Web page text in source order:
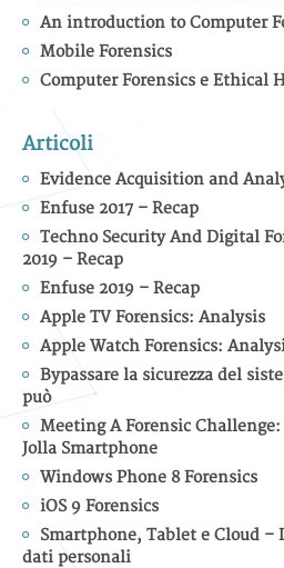
An introduction to Computer
Mobile Forensics
Computer Forensics e Ethical
Articoli
Evidence Acquisition and
Enfuse 2017 – Recap
Techno Security And Digital
2019 – Recap
Enfuse 2019 – Recap
Apple TV Forensics: Analysis
Apple Watch Forensics:
Bypassare la sicurezza del
può
Meeting A Forensic
Jolla Smartphone
Windows Phone 8 Forensics
iOS 9 Forensics
Smartphone, Tablet e Cloud –
dati personali